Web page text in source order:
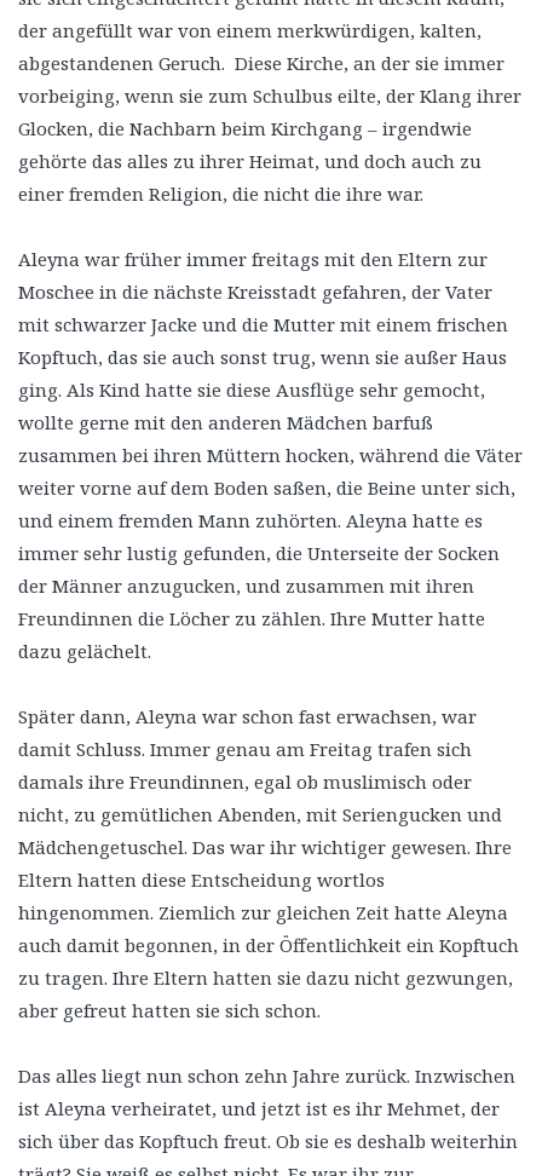
der angefüllt war von einem merkwürdigen, kalten,
abgestandenen Geruch. Diese Kirche, an der sie immer
vorbeiging, wenn sie zum Schulbus eilte, der Klang ihrer
Glocken, die Nachbarn beim Kirchgang – irgendwie
gehörte das alles zu ihrer Heimat, und doch auch zu
einer fremden Religion, die nicht die ihre war.
Aleyna war früher immer freitags mit den Eltern zur
Moschee in die nächste Kreisstadt gefahren, der Vater
mit schwarzer Jacke und die Mutter mit einem frischen
Kopftuch, das sie auch sonst trug, wenn sie außer Haus
ging. Als Kind hatte sie diese Ausflüge sehr gemocht,
wollte gerne mit den anderen Mädchen barfuß
zusammen bei ihren Müttern hocken, während die Väter
weiter vorne auf dem Boden saßen, die Beine unter sich,
und einem fremden Mann zuhörten. Aleyna hatte es
immer sehr lustig gefunden, die Unterseite der Socken
der Männer anzugucken, und zusammen mit ihren
Freundinnen die Löcher zu zählen. Ihre Mutter hatte
dazu gelächelt.
Später dann, Aleyna war schon fast erwachsen, war
damit Schluss. Immer genau am Freitag trafen sich
damals ihre Freundinnen, egal ob muslimisch oder
nicht, zu gemütlichen Abenden, mit Seriengucken und
Mädchengetuschel. Das war ihr wichtiger gewesen. Ihre
Eltern hatten diese Entscheidung wortlos
hingenommen. Ziemlich zur gleichen Zeit hatte Aleyna
auch damit begonnen, in der Öffentlichkeit ein Kopftuch
zu tragen. Ihre Eltern hatten sie dazu nicht gezwungen,
aber gefreut hatten sie sich schon.
Das alles liegt nun schon zehn Jahre zurück. Inzwischen
ist Aleyna verheiratet, und jetzt ist es ihr Mehmet, der
sich über das Kopftuch freut. Ob sie es deshalb weiterhin